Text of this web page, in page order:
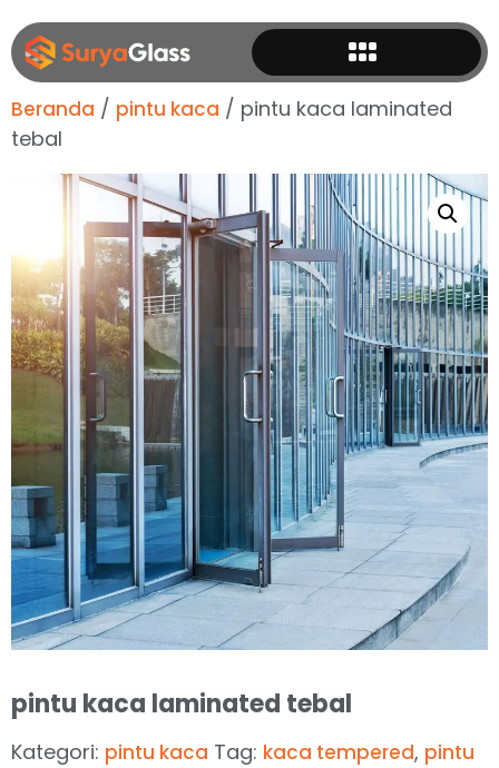
Beranda / pintu kaca / pintu kaca laminated
tebal
pintu kaca laminated tebal
Kategori: pintu kaca Tag: kaca tempered, pintu